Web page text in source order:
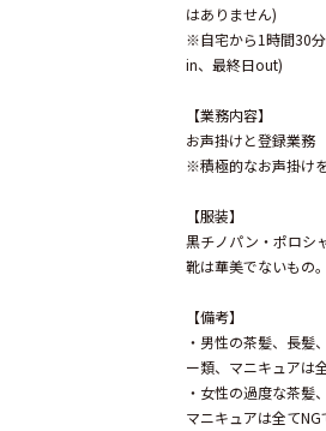
はありません)
※自宅から1時間30
in、最終日out)
【業務内容】
お声掛けと登録業務
※積極的なお声掛け
【服装】
黒チノパン・ポロシ
靴は華美でないもの
【備考】
・男性の茶髪、長髪
ー類、マニキュアは
・女性の過度な茶髪
マニキュアは全て